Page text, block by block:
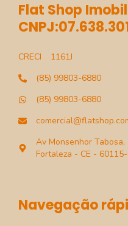
Flat Shop
CRECI
1161J
(85) 99803-6880
(85) 99803-6880
Av Monsenhor
Fortaleza - CE -
Navegação